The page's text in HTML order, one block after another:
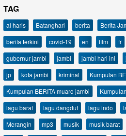
TAG
al haris Batanghari berita Berita
berita terkini
covid-19 en film fr
gubernur jambi
jambi jambi hari ini
jp
kota jambi kriminal
Kumpulan
Kumpulan BERITA muaro jambi
lagu barat
lagu dangdut lagu indo
Merangin
mp3 musik musik barat